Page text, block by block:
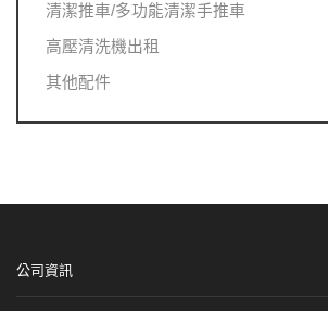
清潔推車/多功能清潔手推車
高壓清洗機出租
其他配件
公司資訊